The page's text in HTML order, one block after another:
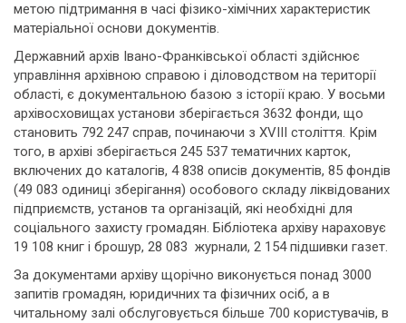
метою підтримання в часі фізико-хімічних характеристик
матеріальної основи документів.
Державний архів Івано-Франківської області здійснює
управління архівною справою і діловодством на території
області, є документальною базою з історії краю. У восьми
архівосховищах установи зберігається 3632 фонди, що
становить 792 247 справ, починаючи з XVIII століття. Крім
того, в архіві зберігається 245 537 тематичних карток,
включених до каталогів, 4 838 описів документів, 85 фондів
(49 083 одиниці зберігання) особового складу ліквідованих
підприємств, установ та організацій, які необхідні для
соціального захисту громадян. Бібліотека архіву нараховує
19 108 книг і брошур, 28 083 журнали, 2 154 підшивки газет.
За документами архіву щорічно виконується понад 3000
запитів громадян, юридичних та фізичних осіб, а в
читальному залі обслуговується більше 700 користувачів, в